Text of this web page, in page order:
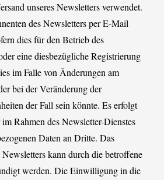
unseres Newsletters verwendet.
des Newsletters per E-Mail
dies für den Betrieb des
eine diesbezügliche Registrierung
im Falle von Änderungen am
bei der Veränderung der
der Fall sein könnte. Es erfolgt
Rahmen des Newsletter-Dienstes
Daten an Dritte. Das
kann durch die betroffene
werden. Die Einwilligung in die